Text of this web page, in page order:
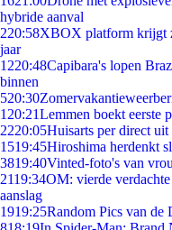
hybride aanval
220:58XBOX platform krijgt
jaar
1220:48Capibara's lopen
binnen
520:30
1 20:21Lemmen boekt eerste
2220:05Huisarts per direct
1519:45Hiroshima herdenkt
3819:40Vinted-foto's van
2119:34OM: vierde
aanslag
1919:25Random Pics van de